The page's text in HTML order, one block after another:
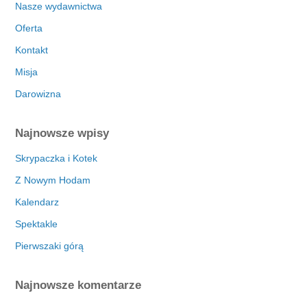
Nasze wydawnictwa
Oferta
Kontakt
Misja
Darowizna
Najnowsze wpisy
Skrypaczka i Kotek
Z Nowym Hodam
Kalendarz
Spektakle
Pierwszaki górą
Najnowsze komentarze